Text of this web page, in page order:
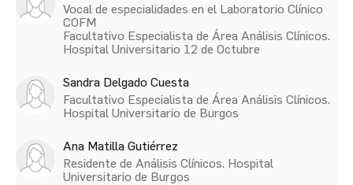
Vocal de especialidades en el Laboratorio Clínico
COFM
Facultativo Especialista de Área Análisis Clínicos.
Hospital Universitario 12 de Octubre
Sandra Delgado Cuesta
Facultativo Especialista de Área Análisis Clínicos.
Hospital Universitario de Burgos
Ana Matilla Gutiérrez
Residente de Análisis Clínicos. Hospital
Universitario de Burgos